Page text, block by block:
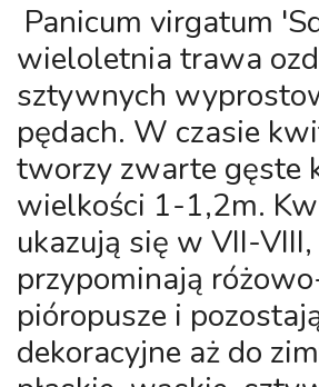
Panicum virgatum
wieloletnia trawa
sztywnych
pędach. W czasie
tworzy zwarte gęste
wielkości 1-1,2m.
ukazują się w VII-
przypominają
pióropusze i
dekoracyjne aż do